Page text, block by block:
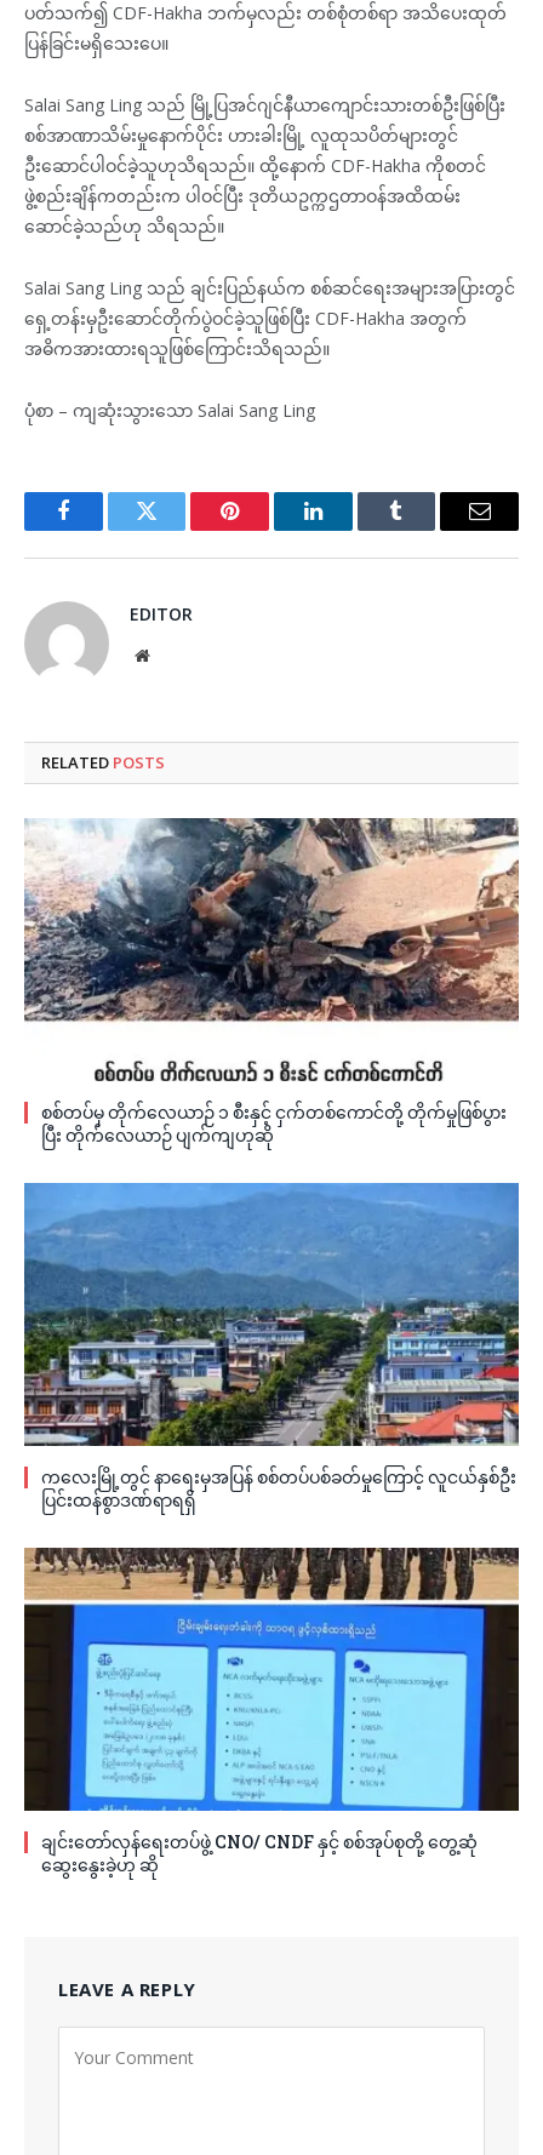
ပတ်သက်၍ CDF-Hakha ဘက်မှလည်း တစ်စုံတစ်ရာ အသိပေးထုတ်
ပြန်ခြင်းမရှိသေးပေ။
Salai Sang Ling သည် မြို့ပြအင်ဂျင်နီယာကျောင်းသားတစ်ဦးဖြစ်ပြီး
စစ်အာဏာသိမ်းမှုနောက်ပိုင်း ဟားခါးမြို့ လူထုသပိတ်များတွင်
ဦးဆောင်ပါဝင်ခဲ့သူဟုသိရသည်။ ထို့နောက် CDF-Hakha ကိုစတင်
ဖွဲ့စည်းချိန်ကတည်းက ပါဝင်ပြီး ဒုတိယဥက္ကဌတာဝန်အထိထမ်း
ဆောင်ခဲ့သည်ဟု သိရသည်။
Salai Sang Ling သည် ချင်းပြည်နယ်က စစ်ဆင်ရေးအများအပြားတွင်
ရှေ့တန်းမှဦးဆောင်တိုက်ပွဲဝင်ခဲ့သူဖြစ်ပြီး CDF-Hakha အတွက်
အဓိကအားထားရသူဖြစ်ကြောင်းသိရသည်။
ပုံစာ – ကျဆုံးသွားသော Salai Sang Ling
FacebookTwitter Pinterest LinkedInTumblr Email
EDITOR
Website
RELATED POSTS
စစ်တပ်မှ တိုက်လေယာဉ် ၁ စီးနှင့် ငှက်တစ်ကောင်တို့ တိုက်မှုဖြစ်ပွား
ပြီး တိုက်လေယာဉ် ပျက်ကျဟုဆို
ကလေးမြို့တွင် နာရေးမှအပြန် စစ်တပ်ပစ်ခတ်မှုကြောင့် လူငယ်နှစ်ဦး
ပြင်းထန်စွာဒဏ်ရာရရှိ
ချင်းတော်လှန်ရေးတပ်ဖွဲ့ CNO/ CNDF နှင့် စစ်အုပ်စုတို့ တွေ့ဆုံ
ဆွေးနွေးခဲ့ဟု ဆို
LEAVE A REPLY